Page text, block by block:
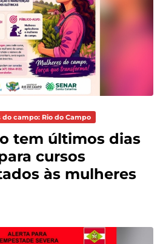
campo: Rio do Campo
tem últimos dias
cursos
às mulheres